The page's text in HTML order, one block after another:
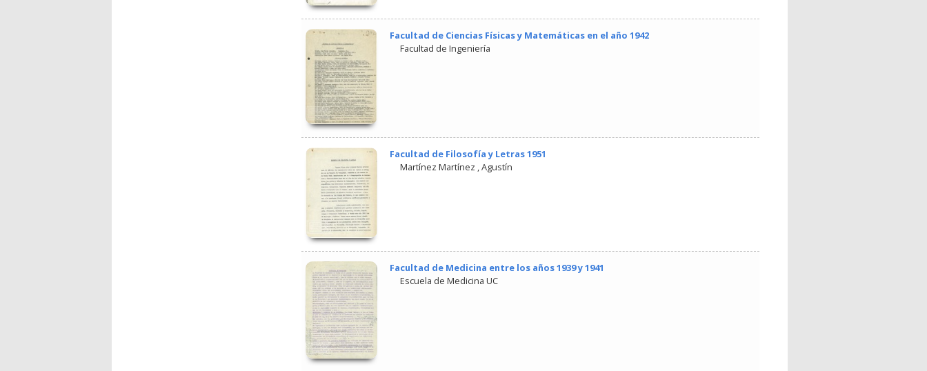
Facultad de Ciencias Físicas y Matemáticas en el año 1942
Facultad de Ingeniería
Facultad de Filosofía y Letras 1951
Martínez Martínez , Agustín
Facultad de Medicina entre los años 1939 y 1941
Escuela de Medicina UC